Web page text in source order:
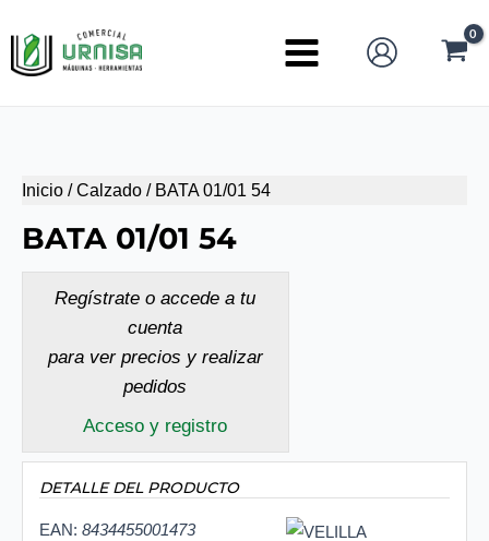
al
contenido
Main
Inicio /Calzado / BATA 01/01 54
BATA 01/01 54
Regístrate o accede a tu
cuenta
para ver precios y realizar
pedidos
Acceso y registro
DETALLE DEL PRODUCTO
EAN: 8434455001473